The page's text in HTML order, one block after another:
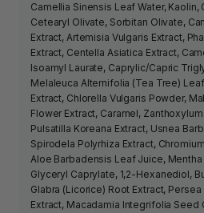
Camellia Sinensis Leaf Water,
Cetearyl Olivate, Sorbitan Olivate,
Extract, Artemisia Vulgaris Extract,
Extract, Centella Asiatica Extract,
Isoamyl Laurate, Caprylic/Capric
Melaleuca Alternifolia (Tea Tree)
Extract, Chlorella Vulgaris Powder,
Flower Extract, Caramel,
Pulsatilla Koreana Extract, Usnea
Spirodela Polyrhiza Extract,
Aloe Barbadensis Leaf Juice,
Glyceryl Caprylate, 1,2-Hexanediol,
Glabra (Licorice) Root Extract,
Extract, Macadamia Integrifolia Seed